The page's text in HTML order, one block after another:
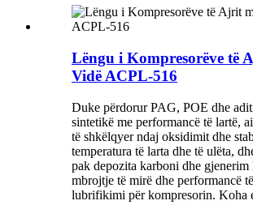
Lëngu i Kompresorëve të
Vidë ACPL-516
Duke përdorur PAG, POE dhe
sintetikë me performancë të lartë,
të shkëlqyer ndaj oksidimit dhe
temperatura të larta dhe të ulëta,
pak depozita karboni dhe
mbrojtje të mirë dhe performancë
lubrifikimi për kompresorin. Koha